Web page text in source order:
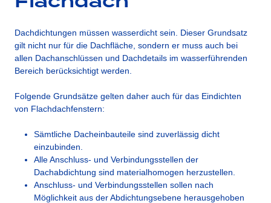
Dachdichtungen müssen wasserdicht sein. Dieser Grundsatz
gilt nicht nur für die Dachfläche, sondern er muss auch bei
allen Dachanschlüssen und Dachdetails im wasserführenden
Bereich berücksichtigt werden.
Folgende Grundsätze gelten daher auch für das Eindichten
von Flachdachfenstern:
Sämtliche Dacheinbauteile sind zuverlässig dicht
einzubinden.
Alle Anschluss- und Verbindungsstellen der
Dachabdichtung sind materialhomogen herzustellen.
Anschluss- und Verbindungsstellen sollen nach
Möglichkeit aus der Abdichtungsebene herausgehoben